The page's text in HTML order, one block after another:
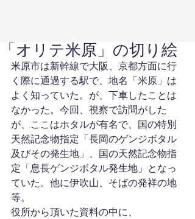
「オリテ米原」の切り絵
米原市は新幹線で大阪、京都方面に行
く際に通過する駅で、地名「米原」は
よく知っていた。が、下車したことは
なかった。今回、視察で訪問がした
が、ここはホタルが有名で、国の特別
天然記念物指定「長岡のゲンジボタル
及びその発生地」、国の天然記念物指
定「息長ゲンジボタル発生地」となっ
ていた。他に伊吹山、そばの発祥の地
等。
役所から頂いた資料の中に、